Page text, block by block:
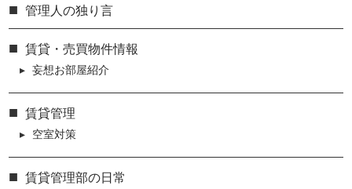
管理人の独り言
賃貸・売買物件情報
妄想お部屋紹介
賃貸管理
空室対策
賃貸管理部の日常